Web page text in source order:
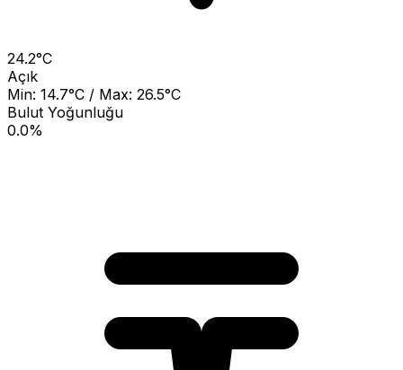
24.2°C
Açık
Min: 14.7°C / Max: 26.5°C
Bulut Yoğunluğu
0.0%